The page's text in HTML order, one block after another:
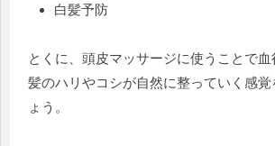
白髪予防
とくに、頭皮マッサージに使うことで血
髪のハリやコシが自然に整っていく感覚
ょう。